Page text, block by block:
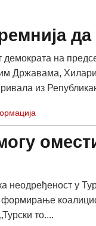
демократа на
Државама, Хилари
из
неодређеност у
формирање
то....